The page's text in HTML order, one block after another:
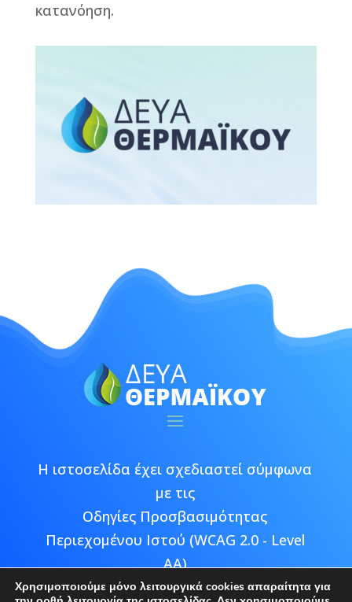
κατανόηση.
Η ιστοσελίδα έχει σχεδιαστεί σύμφωνα
με τις
Οδηγίες Προσβασιμότητας
Περιεχομένου Ιστού (WCAG 2.0 - Level
AA)
Χρησιμοποιούμε μόνο λειτουργικά cookies απαραίτητα για